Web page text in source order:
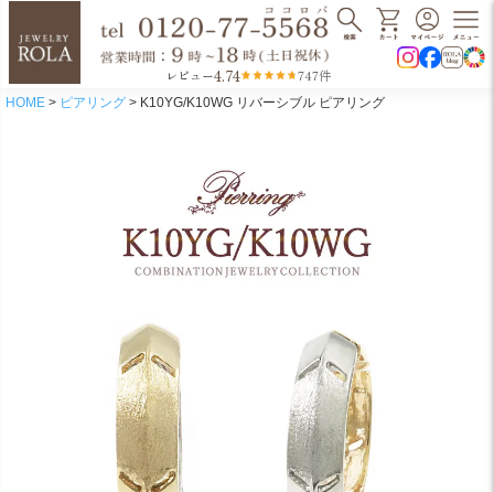
レビュー4.74 747件
HOME ピアリング K10YG/K10WG リバーシブル ピアリング